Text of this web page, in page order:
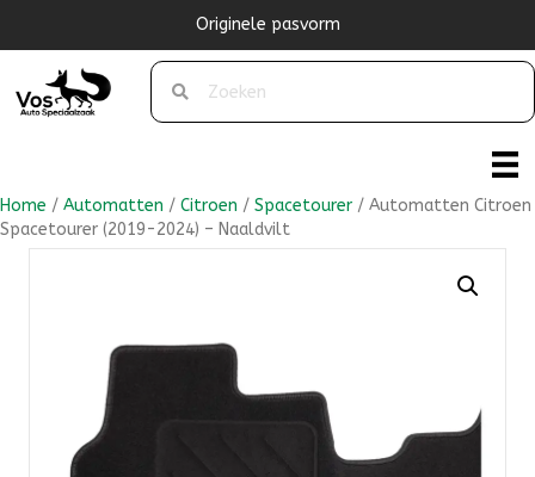
Originele pasvorm
Home / Automatten / Citroen / Spacetourer / Automatten Citroen
Spacetourer (2019-2024) – Naaldvilt